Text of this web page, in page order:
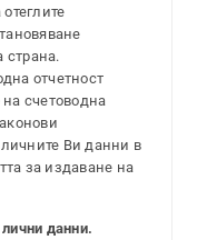
страна.
отчетност
счетоводна
Ви данни в
за издаване на
данни.